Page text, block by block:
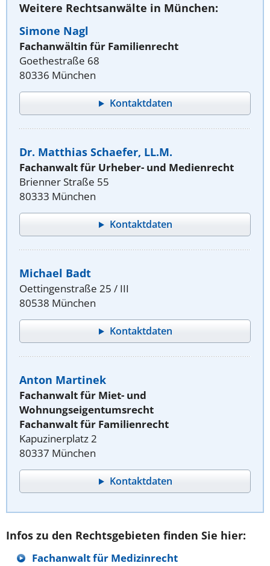
Weitere Rechtsanwälte in München:
Simone Nagl
Fachanwältin für Familienrecht
Goethestraße 68
80336 München
Kontaktdaten
Dr. Matthias Schaefer, LL.M.
Fachanwalt für Urheber- und Medienrecht
Brienner Straße 55
80333 München
Kontaktdaten
Michael Badt
Oettingenstraße 25 / III
80538 München
Kontaktdaten
Anton Martinek
Fachanwalt für Miet- und
Wohnungseigentumsrecht
Fachanwalt für Familienrecht
Kapuzinerplatz 2
80337 München
Kontaktdaten
Infos zu den Rechtsgebieten finden Sie hier:
Fachanwalt für Medizinrecht